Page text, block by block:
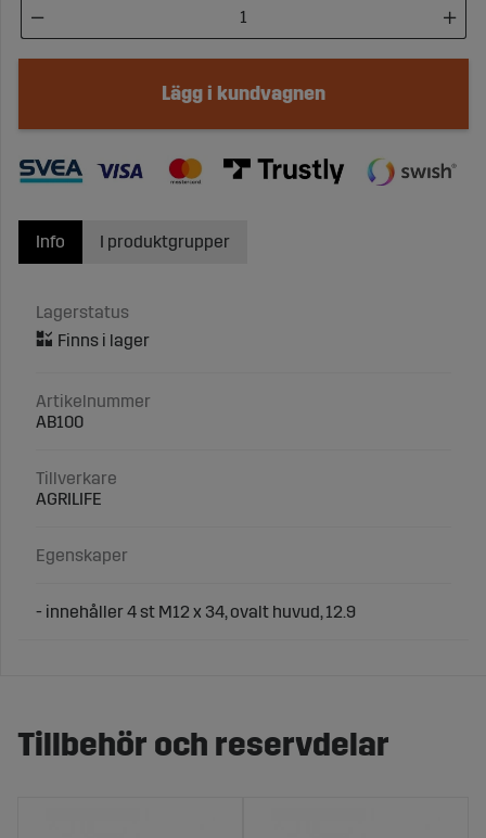
Lägg i kundvagnen
Info
Lagerstatus
Artikelnummer
AB100
Tillverkare
AGRILIFE
Egenskaper
- innehåller 4 st M12 x 34, ovalt huvud, 12.9
I produktgrupper
Tillbehör och reservdelar